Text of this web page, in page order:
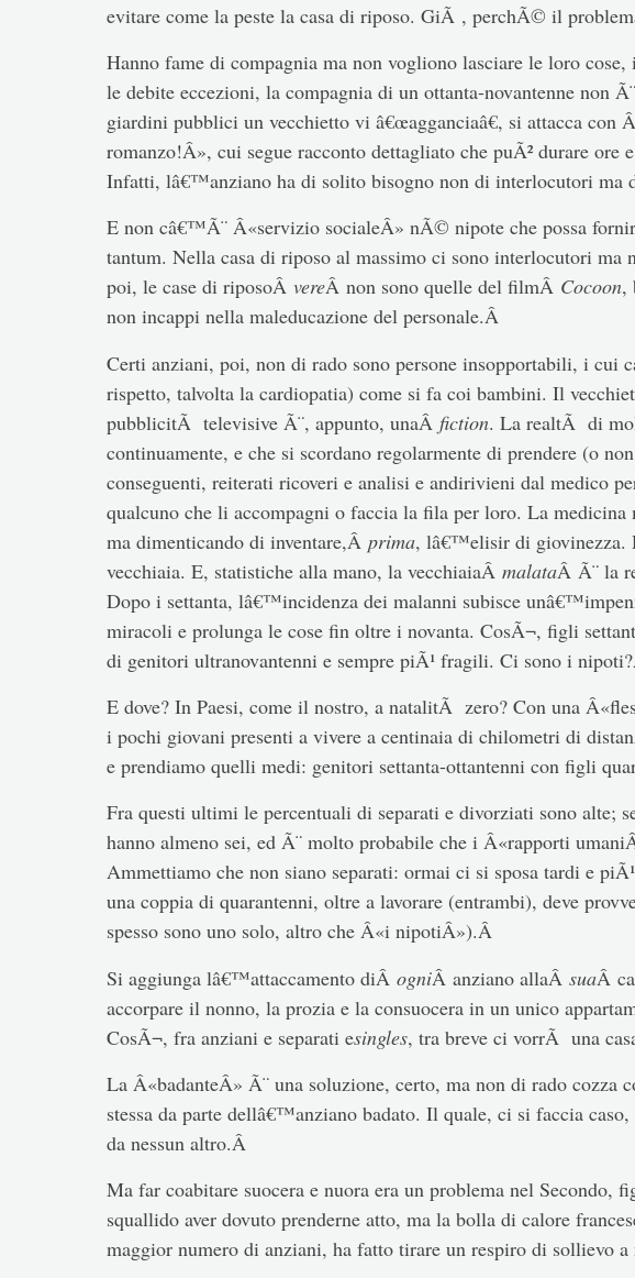
evitare come la peste la casa di riposo. GiÃ , perchÃ© il
Hanno fame di compagnia ma non vogliono lasciare le loro
le debite eccezioni, la compagnia di un ottanta-novantenne non
giardini pubblici un vecchietto vi â€œagganciaâ€, si attacca
romanzo!Â», cui segue racconto dettagliato che puÃ² durare ore
Infatti, lâ€™anziano ha di solito bisogno non di interlocutori ma
E non câ€™Ã¨ Â«servizio socialeÂ» nÃ© nipote che possa
tantum. Nella casa di riposo al massimo ci sono interlocutori ma
poi, le case di riposoÂ vereÂ non sono quelle del filmÂ Cocoon,
non incappi nella maleducazione del personale.Â
Certi anziani, poi, non di rado sono persone insopportabili, i cui
rispetto, talvolta la cardiopatia) come si fa coi bambini. Il
pubblicitÃ televisive Ã¨, appunto, unaÂ fiction. La realtÃ di
continuamente, e che si scordano regolarmente di prendere (o
conseguenti, reiterati ricoveri e analisi e andirivieni dal medico
qualcuno che li accompagni o faccia la fila per loro. La
ma dimenticando di inventare,Â prima, lâ€™elisir di giovinezza.
vecchiaia. E, statistiche alla mano, la vecchiaiaÂ malataÂ Ã¨ la
Dopo i settanta, lâ€™incidenza dei malanni subisce
miracoli e prolunga le cose fin oltre i novanta. CosÃ¬, figli
di genitori ultranovantenni e sempre piÃ¹ fragili. Ci sono i
E dove? In Paesi, come il nostro, a natalitÃ zero? Con una
i pochi giovani presenti a vivere a centinaia di chilometri di
e prendiamo quelli medi: genitori settanta-ottantenni con figli
Fra questi ultimi le percentuali di separati e divorziati sono alte;
hanno almeno sei, ed Ã¨ molto probabile che i Â«rapporti
Ammettiamo che non siano separati: ormai ci si sposa tardi e
una coppia di quarantenni, oltre a lavorare (entrambi), deve
spesso sono uno solo, altro che Â«i nipotiÂ»).Â
Si aggiunga lâ€™attaccamento diÂ ogniÂ anziano allaÂ suaÂ
accorpare il nonno, la prozia e la consuocera in un unico
CosÃ¬, fra anziani e separati esingles, tra breve ci vorrÃ una
La Â«badanteÂ» Ã¨ una soluzione, certo, ma non di rado
stessa da parte dellâ€™anziano badato. Il quale, ci si faccia
da nessun altro.Â
Ma far coabitare suocera e nuora era un problema nel
squallido aver dovuto prenderne atto, ma la bolla di calore
maggior numero di anziani, ha fatto tirare un respiro di sollievo